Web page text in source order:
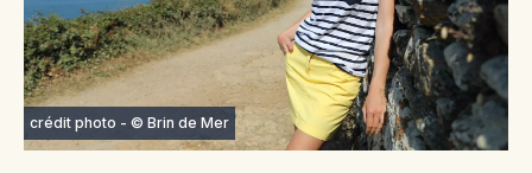
crédit photo - © Brin de Mer